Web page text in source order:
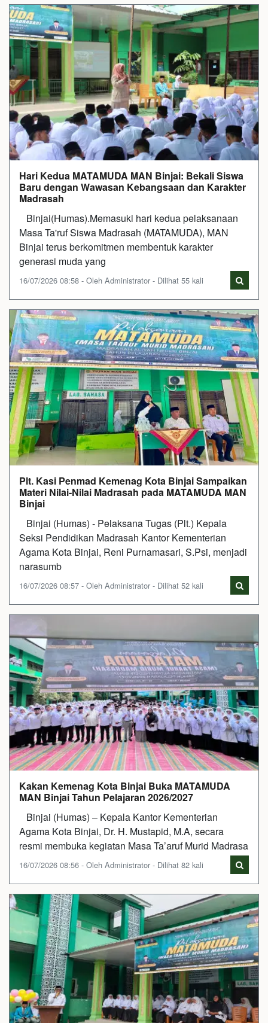
Hari Kedua MATAMUDA MAN Binjai: Bekali Siswa
Baru dengan Wawasan Kebangsaan dan Karakter
Madrasah
Binjai(Humas).Memasuki hari kedua pelaksanaan
Masa Ta'ruf Siswa Madrasah (MATAMUDA), MAN
Binjai terus berkomitmen membentuk karakter
generasi muda yang
16/07/2026 08:58 - Oleh Administrator - Dilihat 55 kali
Plt. Kasi Penmad Kemenag Kota Binjai Sampaikan
Materi Nilai-Nilai Madrasah pada MATAMUDA MAN
Binjai
Binjai (Humas) - Pelaksana Tugas (Plt.) Kepala
Seksi Pendidikan Madrasah Kantor Kementerian
Agama Kota Binjai, Reni Purnamasari, S.Psi, menjadi
narasumb
16/07/2026 08:57 - Oleh Administrator - Dilihat 52 kali
Kakan Kemenag Kota Binjai Buka MATAMUDA
MAN Binjai Tahun Pelajaran 2026/2027
Binjai (Humas) – Kepala Kantor Kementerian
Agama Kota Binjai, Dr. H. Mustapid, M.A, secara
resmi membuka kegiatan Masa Ta’aruf Murid Madrasa
16/07/2026 08:56 - Oleh Administrator - Dilihat 82 kali